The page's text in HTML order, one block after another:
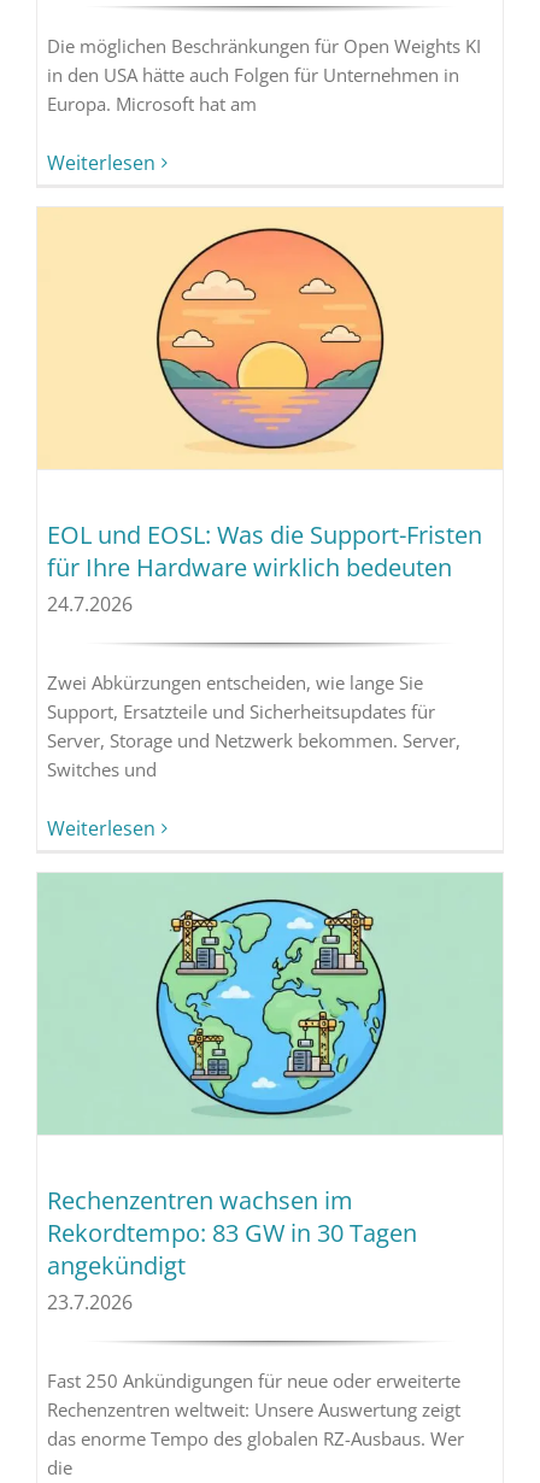
Die möglichen Beschränkungen für Open Weights KI
in den USA hätte auch Folgen für Unternehmen in
Europa. Microsoft hat am
Weiterlesen
EOL und EOSL: Was die Support-Fristen
für Ihre Hardware wirklich bedeuten
24.7.2026
Zwei Abkürzungen entscheiden, wie lange Sie
Support, Ersatzteile und Sicherheitsupdates für
Server, Storage und Netzwerk bekommen. Server,
Switches und
Weiterlesen
Rechenzentren wachsen im
Rekordtempo: 83 GW in 30 Tagen
angekündigt
23.7.2026
Fast 250 Ankündigungen für neue oder erweiterte
Rechenzentren weltweit: Unsere Auswertung zeigt
das enorme Tempo des globalen RZ-Ausbaus. Wer
die